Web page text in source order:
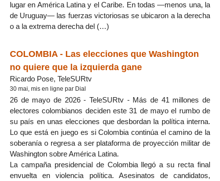
lugar en América Latina y el Caribe. En todas —menos una, la
de Uruguay— las fuerzas victoriosas se ubicaron a la derecha
o a la extrema derecha del (…)
COLOMBIA - Las elecciones que Washington
no quiere que la izquierda gane
Ricardo Pose, TeleSURtv
30 mai, mis en ligne par Dial
26 de mayo de 2026 - TeleSURtv - Más de 41 millones de
electores colombianos deciden este 31 de mayo el rumbo de
su país en unas elecciones que desbordan la política interna.
Lo que está en juego es si Colombia continúa el camino de la
soberanía o regresa a ser plataforma de proyección militar de
Washington sobre América Latina.
La campaña presidencial de Colombia llegó a su recta final
envuelta en violencia política. Asesinatos de candidatos,